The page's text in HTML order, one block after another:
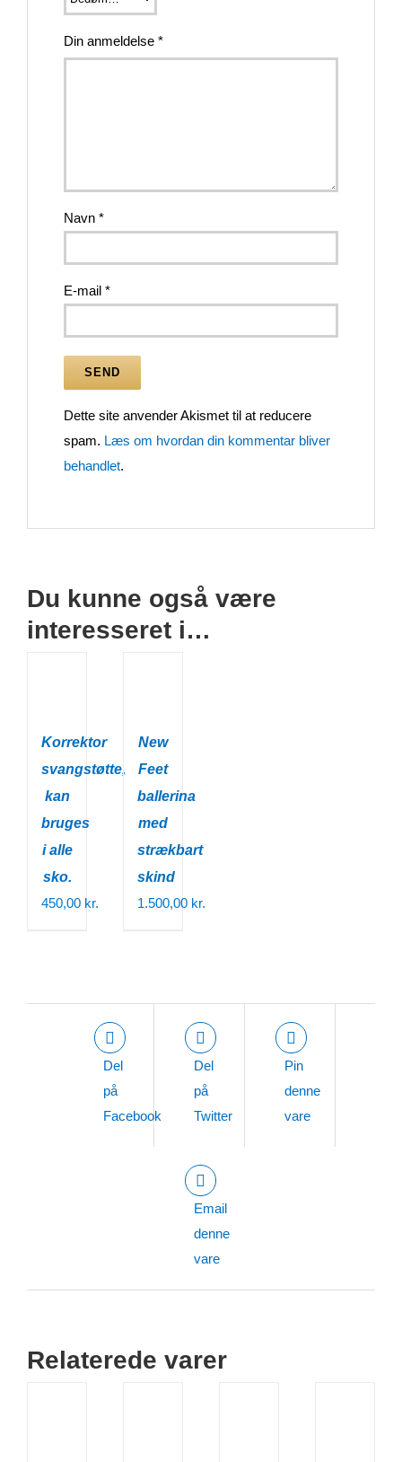
Din anmeldelse *
Navn *
E-mail *
Dette site anvender Akismet til at reducere
spam. Læs om hvordan din kommentar bliver
behandlet.
Du kunne også være
interesseret i…
Korrektor
svangstøtte,
kan
bruges
i alle
sko.
450,00 kr.
New
Feet
ballerina
med
strækbart
skind
1.500,00 kr.
Del
på
Facebook
Del
på
Twitter
Pin
denne
vare
Email
denne
vare
Relaterede varer